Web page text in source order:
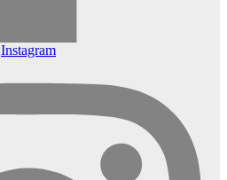
Instagram